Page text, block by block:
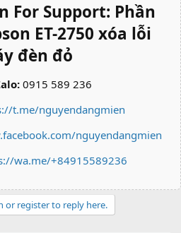
For Support: Phần
ET-2750 xóa lỗi
đèn đỏ
0915 589 236
t.me/nguyendangmien
nguyendangmien
wa.me/+84915589236
or register to reply here.